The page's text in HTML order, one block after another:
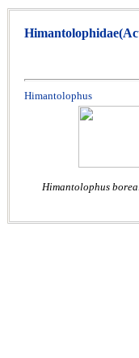
Himantolophus
Himantolophus